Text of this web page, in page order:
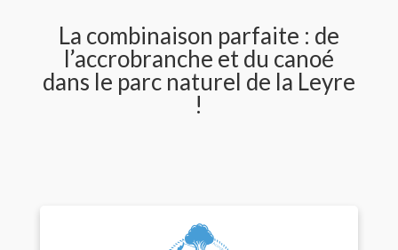
La combinaison parfaite : de
l’accrobranche et du canoé
dans le parc naturel de la Leyre
!